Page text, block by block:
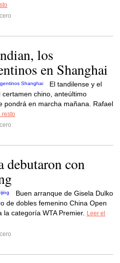
los
en Shanghai
El tandilense y el
chino, anteúltimo
pondrá en marcha mañana. Rafael
resto
debutaron con
Buen arranque de Gisela Dulko
de dobles femenino China Open
categoría WTA Premier.
Leer el